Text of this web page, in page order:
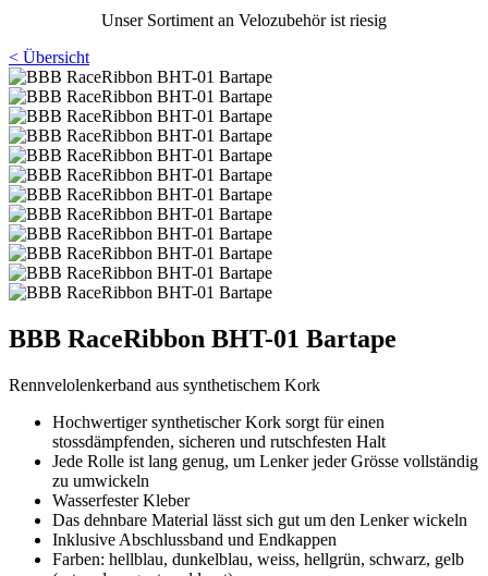
Unser Sortiment an Velozubehör ist riesig
< Übersicht
BBB RaceRibbon BHT-01 Bartape
Rennvelolenkerband aus synthetischem Kork
Hochwertiger synthetischer Kork sorgt für einen
stossdämpfenden, sicheren und rutschfesten Halt
Jede Rolle ist lang genug, um Lenker jeder Grösse vollständig
zu umwickeln
Wasserfester Kleber
Das dehnbare Material lässt sich gut um den Lenker wickeln
Inklusive Abschlussband und Endkappen
Farben: hellblau, dunkelblau, weiss, hellgrün, schwarz, gelb